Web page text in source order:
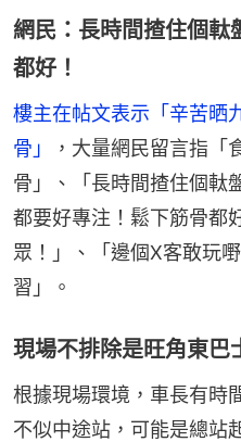
網民：長時間揸住個軚
都好！
樓主在帖文表示「辛苦晒
骨」
，大量網民留言指「
骨」、「長時間揸住個軚
都要好專注！鬆下筋骨都
眾！」、「邊個X客敢玩
習」。
現場不排除是旺角東巴
根據現場環境，車長有時
不似中途站，可能是總站